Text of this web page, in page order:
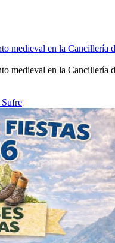
medieval en la Cancillería
medieval en la Cancillería
Sufre